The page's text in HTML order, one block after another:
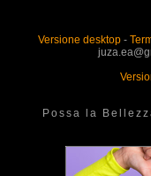
Versione desktop-
Possa la